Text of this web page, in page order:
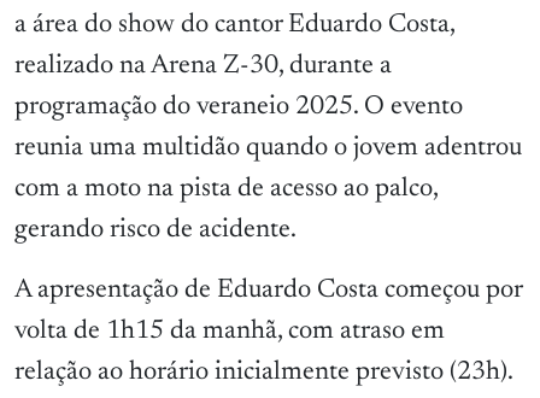
a área do show do cantor Eduardo Costa,
realizado na Arena Z-30, durante a
programação do veraneio 2025. O evento
reunia uma multidão quando o jovem adentrou
com a moto na pista de acesso ao palco,
gerando risco de acidente.
A apresentação de Eduardo Costa começou por
volta de 1h15 da manhã, com atraso em
relação ao horário inicialmente previsto (23h).